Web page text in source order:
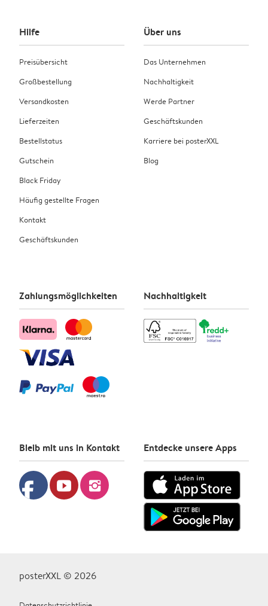
Hilfe
Preisübersicht
Großbestellung
Versandkosten
Lieferzeiten
Bestellstatus
Gutschein
Black Friday
Häufig gestellte Fragen
Kontakt
Geschäftskunden
Über uns
Das Unternehmen
Nachhaltigkeit
Werde Partner
Geschäftskunden
Karriere bei posterXXL
Blog
Zahlungsmöglichkeiten Nachhaltigkeit
Bleib mit uns in Kontakt
facebook youtube instagram
Entdecke unsere Apps
posterXXL © 2026